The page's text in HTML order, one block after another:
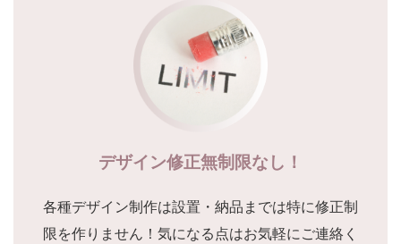
デザイン修正無制限なし！
各種デザイン制作は設置・納品までは特に修正制
限を作りません！気になる点はお気軽にご連絡く